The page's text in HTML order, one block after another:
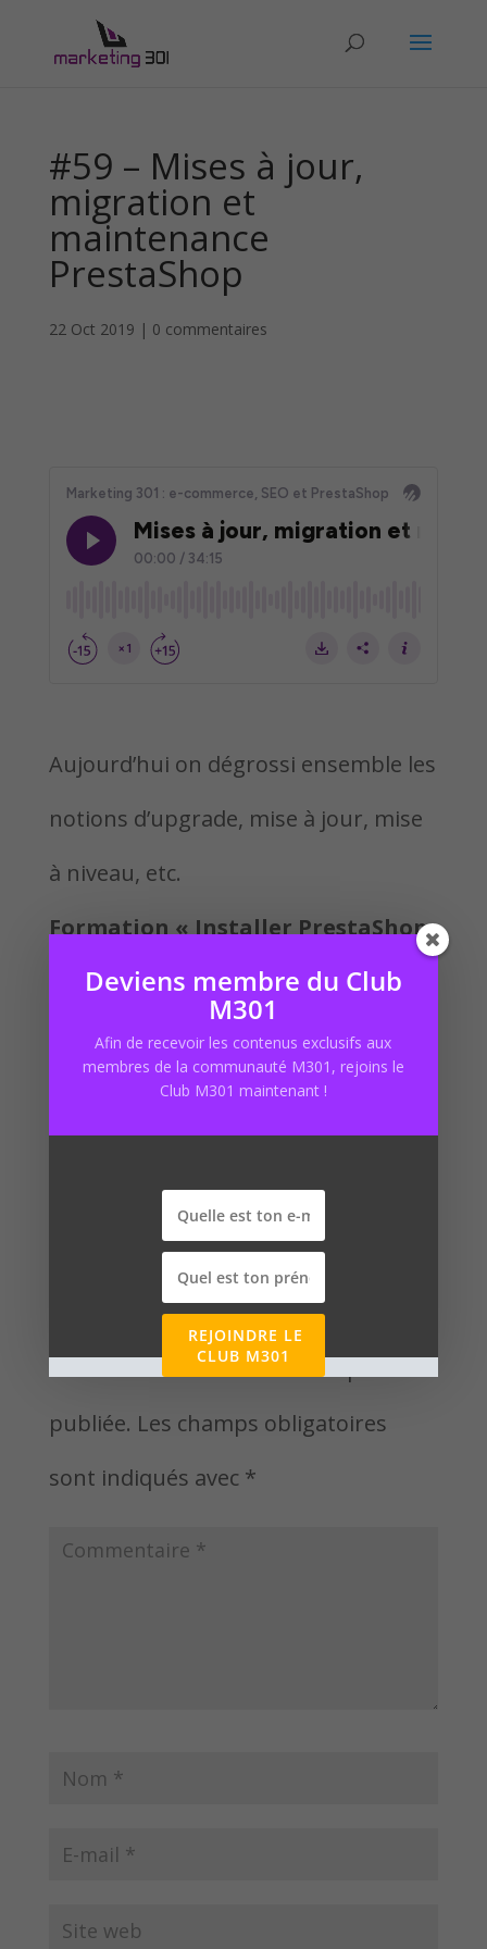
#59 – Mises à jour,
migration et
maintenance
PrestaShop
22 Oct 2019 | 0 commentaires
Aujourd’hui on dégrossi ensemble les
notions d’upgrade, mise à jour, mise
à niveau, etc.
Formation « Installer PrestaShop
comme un pro » :
https://marketing301.net/installer-
prestashop
Poster le commentaire
Votre adresse e-mail ne sera pas
publiée. Les champs obligatoires
sont indiqués avec *
Deviens membre du Club
M301
Afin de recevoir les contenus exclusifs aux
membres de la communauté M301, rejoins le
Club M301 maintenant !
REJOINDRE LE
CLUB M301